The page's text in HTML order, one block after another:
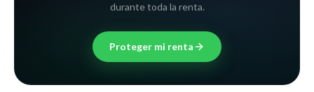
durante toda la renta.
Proteger mi renta